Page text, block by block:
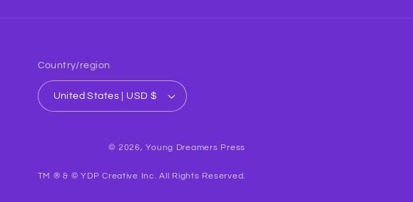
Country/region
United States | USD $
© 2026,Young Dreamers Press
TM ® & © YDP Creative Inc. All Rights Reserved.